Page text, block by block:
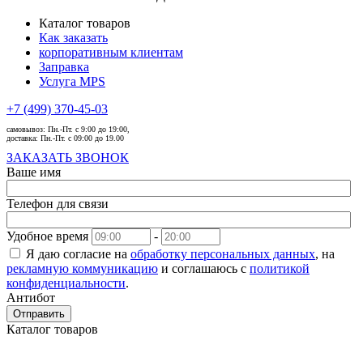
Каталог товаров
Как заказать
корпоративным клиентам
Заправка
Услуга MPS
+7 (499) 370-45-03
самовывоз: Пн.-Пт. с 9:00 до 19:00,
доставка: Пн.-Пт. с 09:00 до 19.00
ЗАКАЗАТЬ ЗВОНОК
Ваше имя
Телефон для связи
Удобное время
-
Я даю согласие на обработку персональных данных, на
рекламную коммуникацию и соглашаюсь с политикой
конфиденциальности.
Антибот
Отправить
Каталог товаров